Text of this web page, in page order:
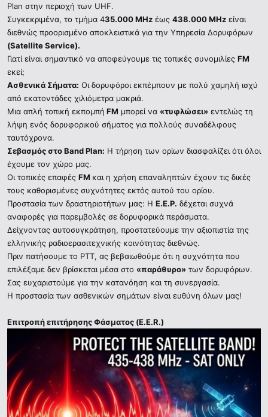
Plan στην περιοχή των UHF.
Συγκεκριμένα, το τμήμα 435.000 MHz έως 438.000 MHz είναι
διεθνώς προορισμένο αποκλειστικά για την Υπηρεσία Δορυφόρων
(Satellite Service).
Γιατί είναι σημαντικό να αποφεύγουμε τις τοπικές συνομιλίες FM
εκεί;
Ασθενικά Σήματα: Οι δορυφόροι εκπέμπουν με πολύ χαμηλή ισχύ
από εκατοντάδες χιλιόμετρα μακριά.
Μια απλή τοπική εκπομπή FM μπορεί να «τυφλώσει» εντελώς τη
λήψη ενός δορυφορικού σήματος για πολλούς συναδέλφους
ταυτόχρονα.
Σεβασμός στο Band Plan: Η τήρηση των ορίων διασφαλίζει ότι όλοι
έχουμε τον χώρο μας.
Οι τοπικές επαφές FM και η χρήση επαναληπτών έχουν τις δικές
τους καθορισμένες συχνότητες εκτός αυτού του ορίου.
Προστασία των δραστηριοτήτων μας: Η Ε.Ε.Ρ. δέχεται συχνά
αναφορές για παρεμβολές σε δορυφορικά περάσματα.
Δείχνοντας αυτοσυγκράτηση, προστατεύουμε την αξιοπιστία της
ελληνικής ραδιοερασιτεχνικής κοινότητας διεθνώς.
Πριν πατήσουμε το PTT, ας βεβαιωθούμε ότι η συχνότητα που
επιλέξαμε δεν βρίσκεται μέσα στο «παράθυρο» των δορυφόρων.
Σας ευχαριστούμε για την κατανόηση και τη συνεργασία.
Η προστασία των ασθενικών σημάτων είναι ευθύνη όλων μας!
Επιτροπή επιτήρησης Φάσματος (E.E.R.)